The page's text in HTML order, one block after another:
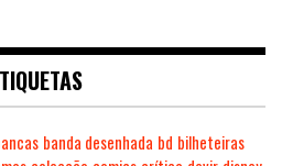
banda desenhada bd bilheteiras